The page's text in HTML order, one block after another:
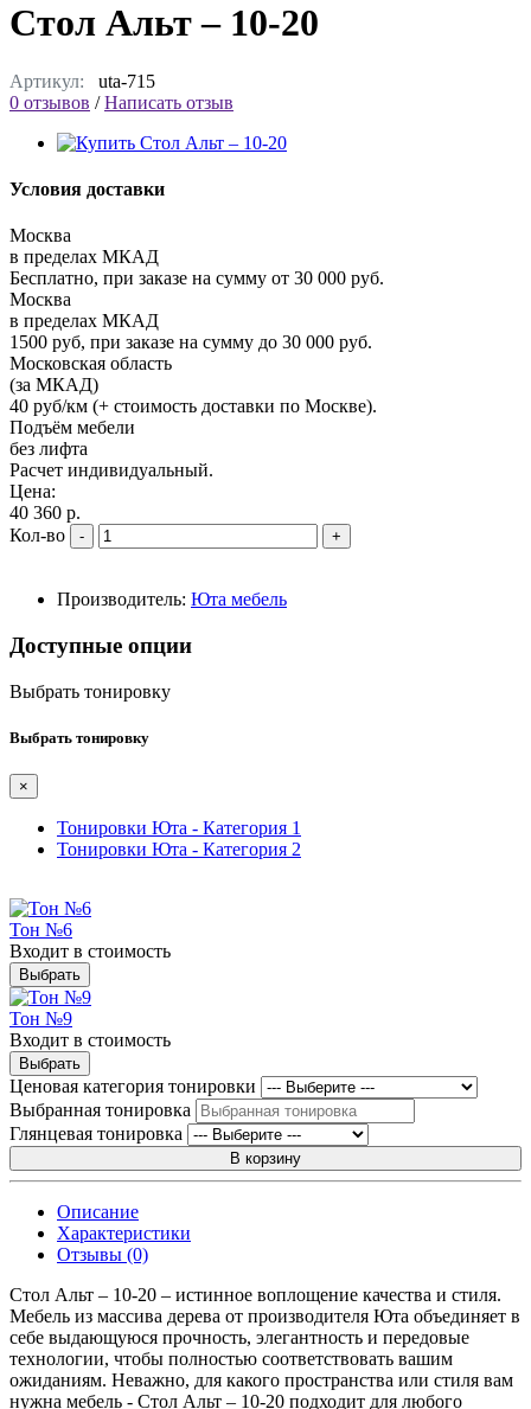
Стол Альт – 10-20
Артикул: uta-715
0 отзывов /Написать отзыв
Условия доставки
Москва
в пределах МКАД
Бесплатно, при заказе на сумму от 30 000 руб.
Москва
в пределах МКАД
1500 руб, при заказе на сумму до 30 000 руб.
Московская область
(за МКАД)
40 руб/км (+ стоимость доставки по Москве).
Подъём мебели
без лифта
Расчет индивидуальный.
Цена:
40 360 р.
Кол-во
- +
Производитель: Юта мебель
Доступные опции
Выбрать тонировку
Выбрать тонировку
×
Тонировки Юта - Категория 1
Тонировки Юта - Категория 2
Тон №6
Входит в стоимость
Выбрать
Тон №9
Входит в стоимость
Выбрать
Ценовая категория тонировки
Выбранная тонировка
Глянцевая тонировка
В корзину
Описание
Характеристики
Отзывы (0)
Стол Альт – 10-20 – истинное воплощение качества и стиля.
Мебель из массива дерева от производителя Юта объединяет в
себе выдающуюся прочность, элегантность и передовые
технологии, чтобы полностью соответствовать вашим
ожиданиям. Неважно, для какого пространства или стиля вам
нужна мебель - Стол Альт – 10-20 подходит для любого